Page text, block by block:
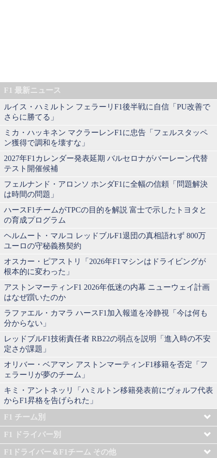
F1 最新ニュース
ルイス・ハミルトン フェラーリF1後半戦に自信「PU改善で
さらに勝てる」
ミカ・ハッキネン マクラーレンF1に忠告「フェルスタッペ
ン獲得で調和を壊すな」
2027年F1カレンダー発表延期 バルセロナがバーレーン代替
テスト開催候補
フェルナンド・アロンソ ホンダF1に全幅の信頼「問題解決
は時間の問題」
ハースF1チームがTPCの目的を解説 富士で示したトヨタと
の育成プログラム
ヘルムート・マルコ レッドブルF1退団の真相語れず 800万
ユーロの守秘義務契約
オスカー・ピアストリ「2026年F1マシンはドライビングが
根本的に変わった」
アストンマーティンF1 2026年低迷の内幕 ニューウェイ計画
はなぜ躓いたのか
ラファエル・カマラ ハースF1加入報道を冷静視「今は何も
分からない」
レッドブルF1技術責任者 RB22の弱点を説明「進入時の不安
定さが課題」
オリバー・ベアマン アストンマーティンF1移籍を否定「フ
ェラーリが夢のチーム」
キミ・アントネッリ「ハミルトン移籍発表前にヴォルフ代表
からF1昇格を告げられた」
F1 チーム別
F1 ドライバー別
F1ドライバー＆F1チーム その他